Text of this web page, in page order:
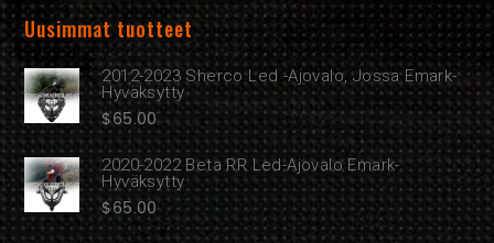
Uusimmat tuotteet
2012-2023 Sherco Led -ajovalo, Jossa Emark-
Hyväksytty
$65.00
2020-2022 Beta RR Led-Ajovalo Emark-
Hyväksytty
$65.00